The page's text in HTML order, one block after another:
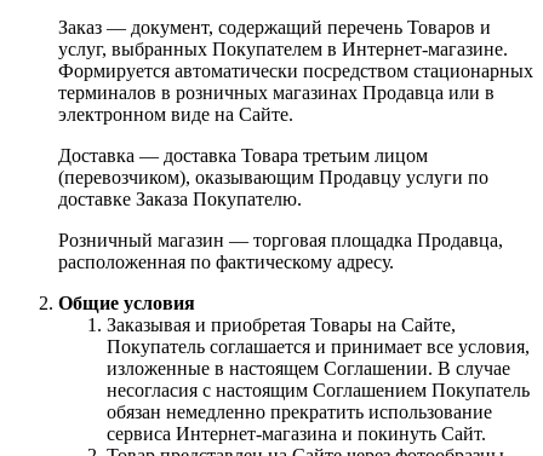
Заказ — документ, содержащий перечень Товаров и
услуг, выбранных Покупателем в Интернет-магазине.
Формируется автоматически посредством стационарных
терминалов в розничных магазинах Продавца или в
электронном виде на Сайте.
Доставка — доставка Товара третьим лицом
(перевозчиком), оказывающим Продавцу услуги по
доставке Заказа Покупателю.
Розничный магазин — торговая площадка Продавца,
расположенная по фактическому адресу.
Общие условия
Заказывая и приобретая Товары на Сайте,
Покупатель соглашается и принимает все условия,
изложенные в настоящем Соглашении. В случае
несогласия с настоящим Соглашением Покупатель
обязан немедленно прекратить использование
сервиса Интернет-магазина и покинуть Сайт.